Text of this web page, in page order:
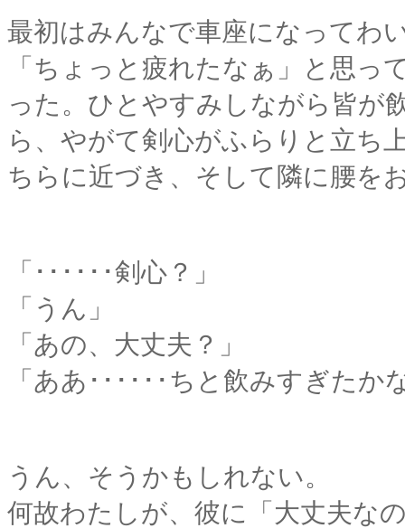
最初はみんなで車座になってわ
「ちょっと疲れたなぁ」と思
った。ひとやすみしながら皆が
ら、やがて剣心がふらりと立ち
ちらに近づき、そして隣に腰を
「 ･･････剣心？」
「うん」
「あの、大丈夫？」
「ああ･･････ちと飲みすぎたか
うん、そうかもしれない。
何故わたしが、彼に「大丈夫